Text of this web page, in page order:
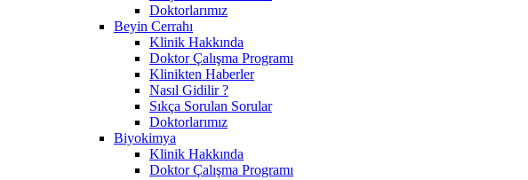
Doktorlarımız
Beyin Cerrahı
Klinik Hakkında
Doktor Çalışma Programı
Klinikten Haberler
Nasıl Gidilir ?
Sıkça Sorulan Sorular
Doktorlarımız
Biyokimya
Klinik Hakkında
Doktor Çalışma Programı